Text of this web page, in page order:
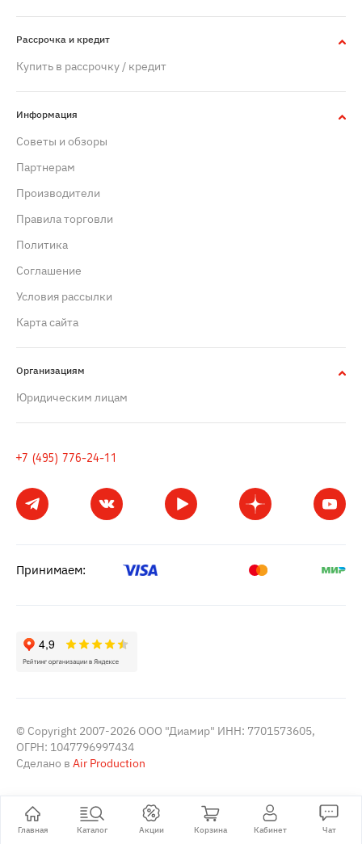
Главная Каталог Акции Корзина Кабинет Чат
Рассрочка и кредит
Купить в рассрочку / кредит
Информация
Советы и обзоры
Партнерам
Производители
Правила торговли
Политика
Cоглашение
Условия рассылки
Карта сайта
Организациям
Юридическим лицам
+7 (495) 776-24-11
Принимаем:
© Copyright 2007-2026 ООО "Диамир" ИНН: 7701573605,
ОГРН: 1047796997434
Сделано в Air Production